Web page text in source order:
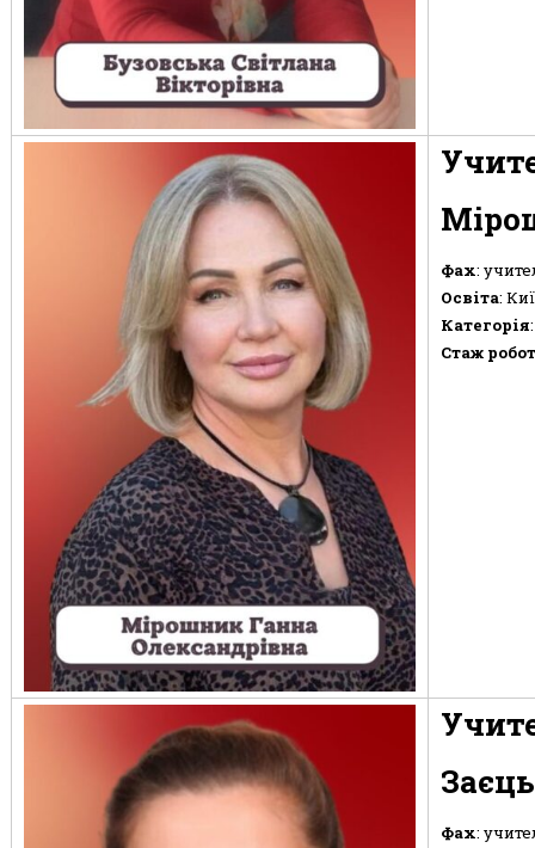
Фах:
Освіта:
Категорія
Стаж
Фах: